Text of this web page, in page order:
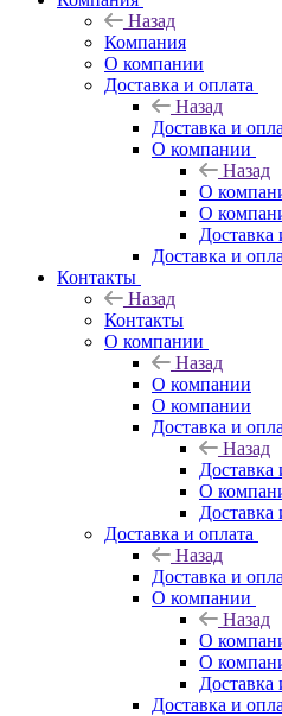
Назад
Компания
О компании
Доставка и оплата
Назад
Доставка и
О компании
Назад
О
О
Доставка
Доставка и
Контакты
Назад
Контакты
О компании
Назад
О компании
О компании
Доставка и
Назад
Доставка
О
Доставка
Доставка и оплата
Назад
Доставка и
О компании
Назад
О
О
Доставка
Доставка и